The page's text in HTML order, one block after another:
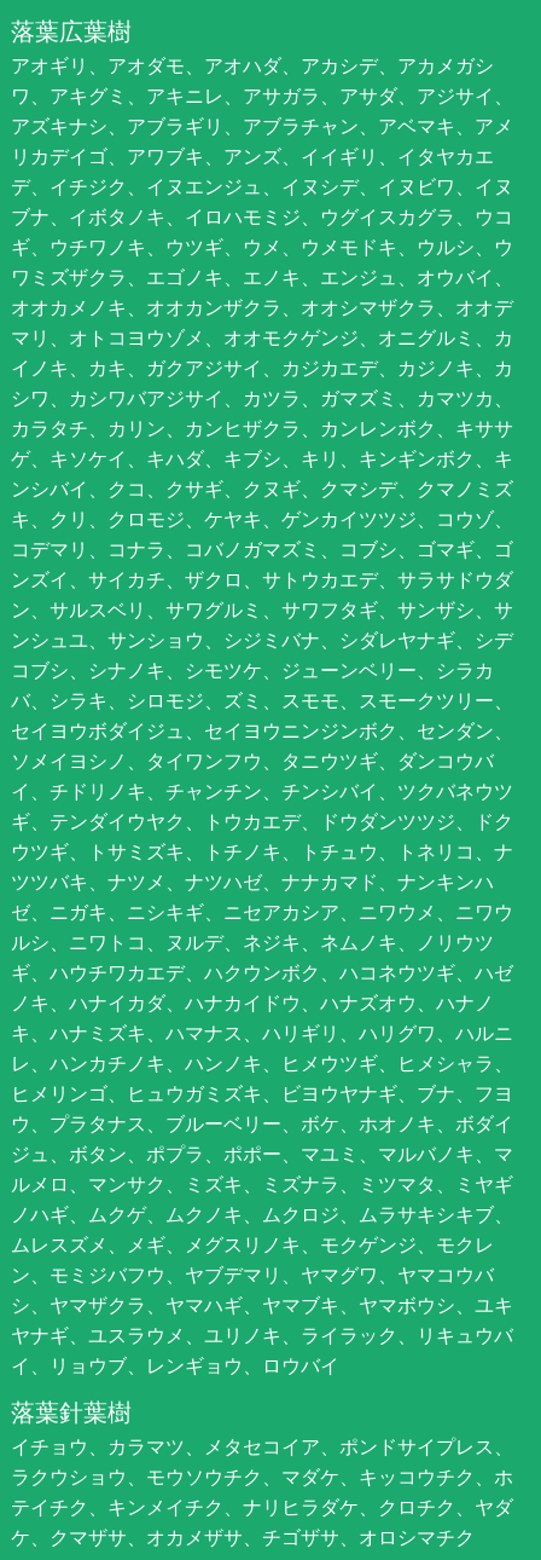
落葉広葉樹
アオギリ、アオダモ、アオハダ、アカシデ、アカメガシ
ワ、アキグミ、アキニレ、アサガラ、アサダ、アジサイ、
アズキナシ、アブラギリ、アブラチャン、アベマキ、アメ
リカデイゴ、アワブキ、アンズ、イイギリ、イタヤカエ
デ、イチジク、イヌエンジュ、イヌシデ、イヌビワ、イヌ
ブナ、イボタノキ、イロハモミジ、ウグイスカグラ、ウコ
ギ、ウチワノキ、ウツギ、ウメ、ウメモドキ、ウルシ、ウ
ワミズザクラ、エゴノキ、エノキ、エンジュ、オウバイ、
オオカメノキ、オオカンザクラ、オオシマザクラ、オオデ
マリ、オトコヨウゾメ、オオモクゲンジ、オニグルミ、カ
イノキ、カキ、ガクアジサイ、カジカエデ、カジノキ、カ
シワ、カシワバアジサイ、カツラ、ガマズミ、カマツカ、
カラタチ、カリン、カンヒザクラ、カンレンボク、キササ
ゲ、キソケイ、キハダ、キブシ、キリ、キンギンボク、キ
ンシバイ、クコ、クサギ、クヌギ、クマシデ、クマノミズ
キ、クリ、クロモジ、ケヤキ、ゲンカイツツジ、コウゾ、
コデマリ、コナラ、コバノガマズミ、コブシ、ゴマギ、ゴ
ンズイ、サイカチ、ザクロ、サトウカエデ、サラサドウダ
ン、サルスベリ、サワグルミ、サワフタギ、サンザシ、サ
ンシュユ、サンショウ、シジミバナ、シダレヤナギ、シデ
コブシ、シナノキ、シモツケ、ジューンベリー、シラカ
バ、シラキ、シロモジ、ズミ、スモモ、スモークツリー、
セイヨウボダイジュ、セイヨウニンジンボク、センダン、
ソメイヨシノ、タイワンフウ、タニウツギ、ダンコウバ
イ、チドリノキ、チャンチン、チンシバイ、ツクバネウツ
ギ、テンダイウヤク、トウカエデ、ドウダンツツジ、ドク
ウツギ、トサミズキ、トチノキ、トチュウ、トネリコ、ナ
ツツバキ、ナツメ、ナツハゼ、ナナカマド、ナンキンハ
ゼ、ニガキ、ニシキギ、ニセアカシア、ニワウメ、ニワウ
ルシ、ニワトコ、ヌルデ、ネジキ、ネムノキ、ノリウツ
ギ、ハウチワカエデ、ハクウンボク、ハコネウツギ、ハゼ
ノキ、ハナイカダ、ハナカイドウ、ハナズオウ、ハナノ
キ、ハナミズキ、ハマナス、ハリギリ、ハリグワ、ハルニ
レ、ハンカチノキ、ハンノキ、ヒメウツギ、ヒメシャラ、
ヒメリンゴ、ヒュウガミズキ、ビヨウヤナギ、ブナ、フヨ
ウ、プラタナス、ブルーベリー、ボケ、ホオノキ、ボダイ
ジュ、ボタン、ポプラ、ポポー、マユミ、マルバノキ、マ
ルメロ、マンサク、ミズキ、ミズナラ、ミツマタ、ミヤギ
ノハギ、ムクゲ、ムクノキ、ムクロジ、ムラサキシキブ、
ムレスズメ、メギ、メグスリノキ、モクゲンジ、モクレ
ン、モミジバフウ、ヤブデマリ、ヤマグワ、ヤマコウバ
シ、ヤマザクラ、ヤマハギ、ヤマブキ、ヤマボウシ、ユキ
ヤナギ、ユスラウメ、ユリノキ、ライラック、リキュウバ
イ、リョウブ、レンギョウ、ロウバイ
落葉針葉樹
イチョウ、カラマツ、メタセコイア、ポンドサイプレス、
ラクウショウ、モウソウチク、マダケ、キッコウチク、ホ
テイチク、キンメイチク、ナリヒラダケ、クロチク、ヤダ
ケ、クマザサ、オカメザサ、チゴザサ、オロシマチク